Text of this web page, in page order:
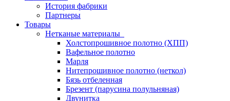
История фабрики
Партнеры
Товары
Нетканые материалы
Холстопрошивное полотно (ХПП)
Вафельное полотно
Марля
Нитепрошивное полотно (неткол)
Бязь отбеленная
Брезент (парусина полульняная)
Двунитка